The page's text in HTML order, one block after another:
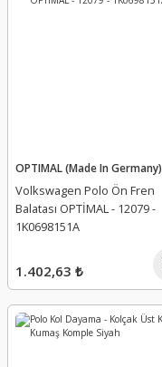
OPTIMAL (Made In Germany)
Volkswagen Polo Ön Fren
Balatası OPTİMAL - 12079 -
1K0698151A
1.402,63 ₺